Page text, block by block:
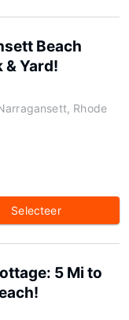
Beach
& Yard!
Rhode
Selecteer
5 Mi to